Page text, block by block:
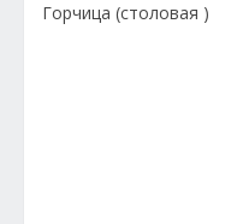
Горчица (столовая )